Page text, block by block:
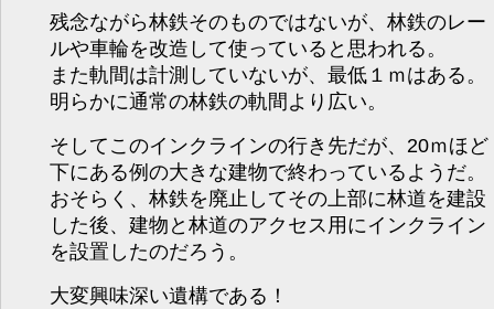
残念ながら林鉄そのものではないが、林鉄のレー
ルや車輪を改造して使っていると思われる。
また軌間は計測していないが、最低１ｍはある。
明らかに通常の林鉄の軌間より広い。
そしてこのインクラインの行き先だが、20ｍほど
下にある例の大きな建物で終わっているようだ。
おそらく、林鉄を廃止してその上部に林道を建設
した後、建物と林道のアクセス用にインクライン
を設置したのだろう。
大変興味深い遺構である！